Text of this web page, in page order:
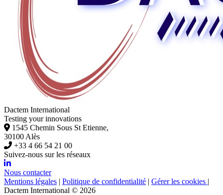
Dactem International
Testing your innovations
1545 Chemin Sous St Etienne,
30100 Alès
+33 4 66 54 21 00
Suivez-nous sur les réseaux
Nous contacter
Mentions légales | Politique de confidentialité | Gérer les cookies |
Dactem International © 2026